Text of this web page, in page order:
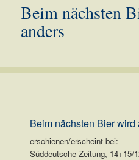
Beim nächsten
anders
Beim nächsten Bier wird
erschienen/erscheint bei:
Süddeutsche Zeitung, 14+15/